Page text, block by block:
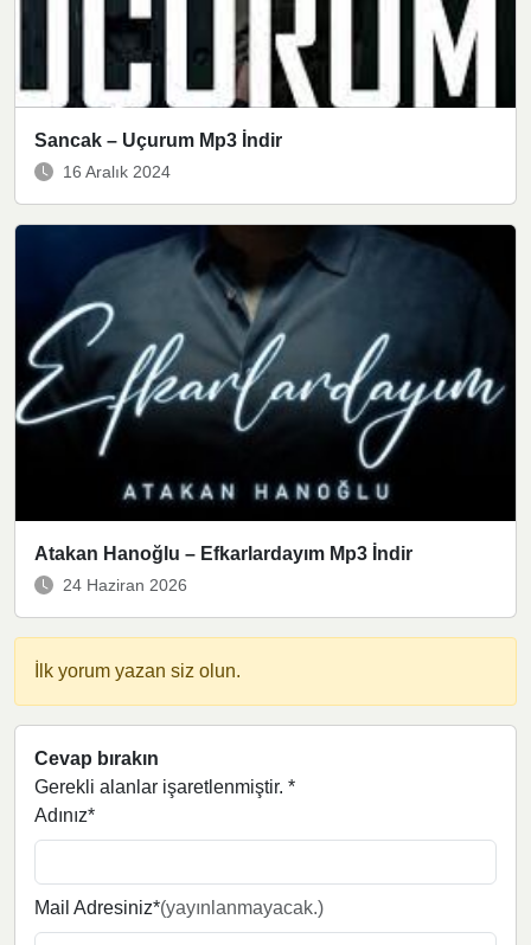
Sancak – Uçurum Mp3 İndir
16 Aralık 2024
Atakan Hanoğlu – Efkarlardayım Mp3 İndir
24 Haziran 2026
İlk yorum yazan siz olun.
Cevap bırakın
Gerekli alanlar işaretlenmiştir. *
Adınız*
Mail Adresiniz*(yayınlanmayacak.)